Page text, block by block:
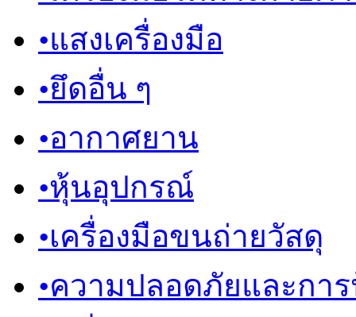
•แสงเครื่องมือ
•ยึดอื่น ๆ
•อากาศยาน
•หุ้นอุปกรณ์
•เครื่องมือขนถ่ายวัสดุ
•ความปลอดภัยและกา